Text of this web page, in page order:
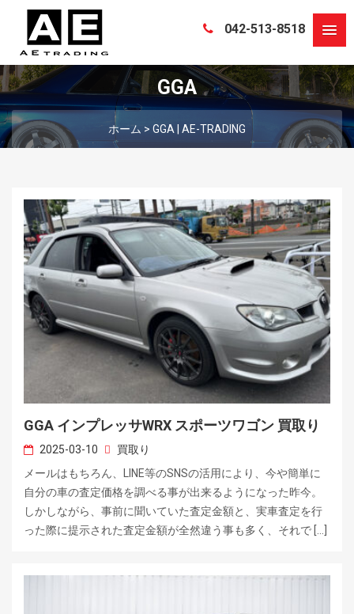
042-513-8518
GGA
ホーム > GGA | AE-TRADING
GGA インプレッサWRX スポーツワゴン 買取り
2025-03-10
買取り
メールはもちろん、LINE等のSNSの活用により、今や簡単に
自分の車の査定価格を調べる事が出来るようになった昨今。
しかしながら、事前に聞いていた査定金額と、実車査定を行
った際に提示された査定金額が全然違う事も多く、それで […]